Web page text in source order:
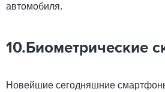
автомобиля.
10.Биометрические
Новейшие сегодняшние